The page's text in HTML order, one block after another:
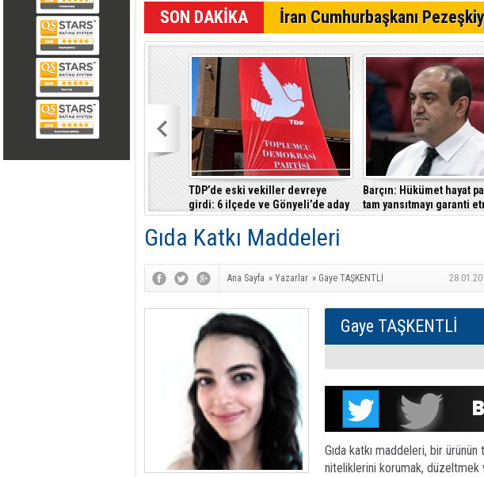
SON DAKİKA İran Cumhurbaşkanı
TDP’de eski vekiller devreye
girdi: 6 ilçede ve Gönyeli’de aday
çıkarılması gündemde
Barçın: Hükümet hayat
tam yansıtmayı garanti
Gıda Katkı Maddeleri
Ana Sayfa » Yazarlar » Gaye TAŞKENTLİ
Gaye TAŞKENTLİ
Gıda katkı maddeleri, bir
niteliklerini korumak,